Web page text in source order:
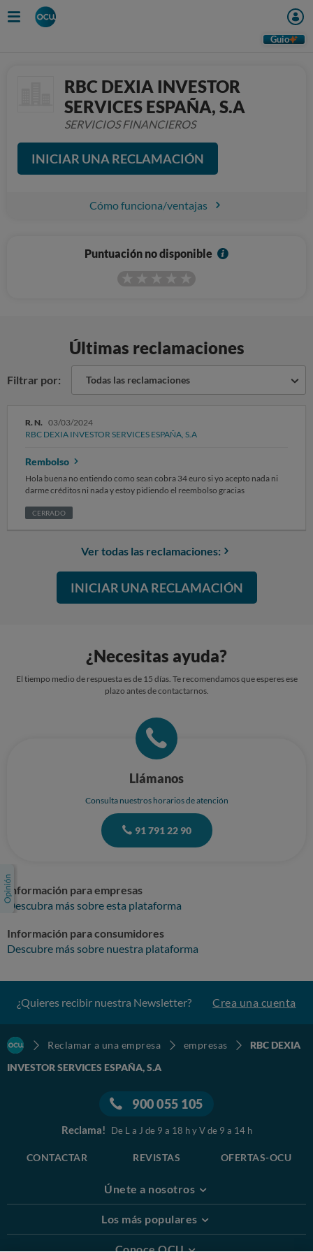
Guio
RBC DEXIA INVESTOR
SERVICES ESPAÑA, S.A
SERVICIOS FINANCIEROS
INICIAR UNA RECLAMACIÓN
Cómo funciona/ventajas
Puntuación no disponible
I
Últimas reclamaciones
Filtrar por: Todas las reclamaciones
R. N. 03/03/2024
RBC DEXIA INVESTOR SERVICES ESPAÑA, S.A
Rembolso
Hola buena no entiendo como sean cobra 34 euro si yo acepto nada ni
darme créditos ni nada y estoy pidiendo el reembolso gracias
CERRADO
Ver todas las reclamaciones:
INICIAR UNA RECLAMACIÓN
¿Necesitas ayuda?
El tiempo medio de respuesta es de 15 días. Te recomendamos que esperes ese
plazo antes de contactarnos.
Llámanos
Consulta nuestros horarios de atención
91 791 22 90
Información para empresas
Descubra más sobre esta plataforma
Información para consumidores
Descubre más sobre nuestra plataforma
¿Quieres recibir nuestra Newsletter? Crea una cuenta
Reclamar a una empresa empresas
RBC DEXIA
INVESTOR SERVICES ESPAÑA, S.A
900 055 105
Reclama! De L a J de 9 a 18 h y V de 9 a 14 h
CONTACTAR REVISTAS OFERTAS-OCU
Únete a nosotros
Los más populares
Conoce OCU